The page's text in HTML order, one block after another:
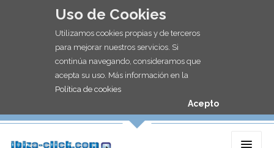
Uso de Cookies
Utilizamos cookies propias y de terceros
para mejorar nuestros servicios. Si
continúa navegando, consideramos que
acepta su uso. Más información en la
Política de cookies
Acepto